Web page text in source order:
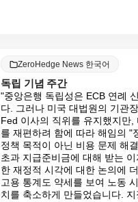
ZeroHedge News 한국어
독립 기념 주간
"중앙은행 독립성은 ECB 연례
다. 그러나 미국 대법원의 기관
Fed 이사의 직위를 유지했지만
를 재편하려 함에 따라 해임의 "
정책 목적이 아닌 비용 문제 해
초과 지급준비금에 대해 받는
한 재정적 시각에 대한 논의에
고용 통계도 약세를 보여 노동
치를 축소하게 만들었습니다.